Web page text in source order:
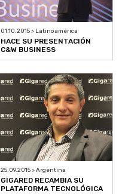
01.10.2015 > Latinoamérica
HACE SU PRESENTACIÓN
C&W BUSINESS
25.09.2015 > Argentina
GIGARED RECAMBIA SU
PLATAFORMA TECNOLÓGICA